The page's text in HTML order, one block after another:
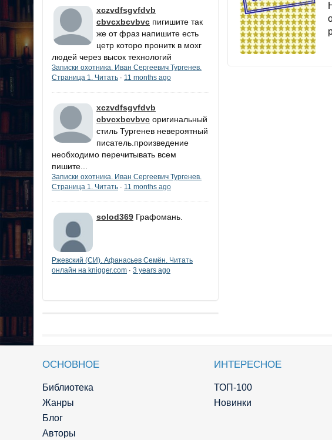
xczvdfsgvfdvb
cbvcxbcvbvc пигишите так
же от фраз напишите есть
цетр которо пронитк в мохг
людей через высок технологий
Записки охотника. Иван Сергеевич Тургенев.
Страница 1. Читать · 11 months ago
xczvdfsgvfdvb
cbvcxbcvbvc оригинальный
стиль Тургенев невероятный
писатель.произведение
необходимо перечитывать всем
пишите...
Записки охотника. Иван Сергеевич Тургенев.
Страница 1. Читать · 11 months ago
solod369 Графомань.
Ржевский (СИ). Афанасьев Семён. Читать
онлайн на knigger.com · 3 years ago
ОСНОВНОЕ
Библиотека
Жанры
Блог
Авторы
ИНТЕРЕСНОЕ
ТОП-100
Новинки